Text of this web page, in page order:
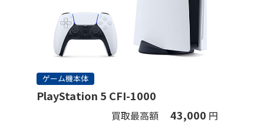
ゲーム機本体
PlayStation 5 CFI-1000
買取最高額 43,000 円